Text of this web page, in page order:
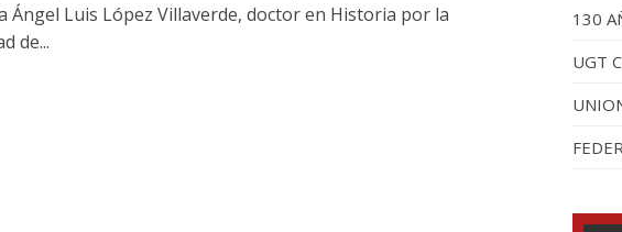
lleva la novela gráfica a Saint Gobain Isover
Sevilla acogerá la exposición 130 aniversario con la que UGT comenzó su recorrido por España
Ángel Luis López Villaverde, doctor en Historia por la
de...
130
UGT